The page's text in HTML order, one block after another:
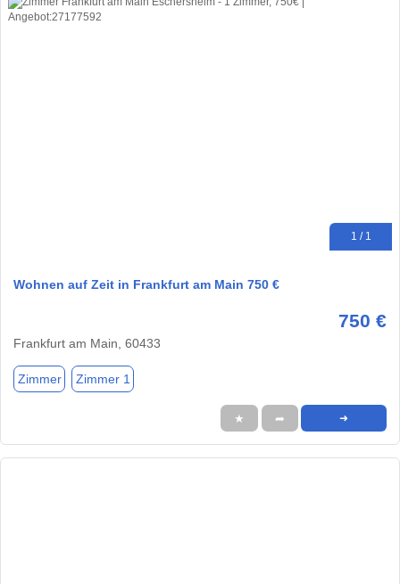
1 / 1
Wohnen auf Zeit in Frankfurt am Main 750 €
750 €
Frankfurt am Main, 60433
Zimmer Zimmer 1
★ ➦ ➜